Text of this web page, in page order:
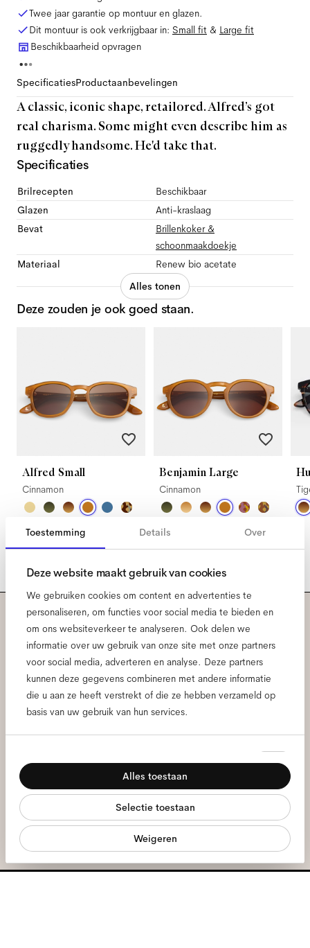
Toestemming Details Over
Deze website maakt gebruik van cookies
We gebruiken cookies om content en advertenties te
personaliseren, om functies voor social media te bieden en
om ons websiteverkeer te analyseren. Ook delen we
informatie over uw gebruik van onze site met onze partners
voor social media, adverteren en analyse. Deze partners
kunnen deze gegevens combineren met andere informatie
die u aan ze heeft verstrekt of die ze hebben verzameld op
basis van uw gebruik van hun services.
Noodzakelijk
Voorkeuren
Statistieken
Marketing
Alles toestaan
Selectie toestaan
Weigeren
Twee jaar garantie op montuur en glazen.
Dit montuur is ook verkrijgbaar in: Small fit & Large fit
Beschikbaarheid opvragen
SpecificatiesProductaanbevelingen
A classic, iconic shape, retailored. Alfred’s got
real charisma. Some might even describe him as
ruggedly handsome. He'd take that.
Specificaties
Brilrecepten
Beschikbaar
Glazen
Anti-kraslaag
Bevat
Brillenkoker &
schoonmaakdoekje
Materiaal
Renew bio acetate
Alles tonen
Deze zouden je ook goed staan.
Alfred Small
Cinnamon
Benjamin Large
Cinnamon
Meld je aan voor onze
nieuwsbrief voor de laatste
Ace & Tate updates.
E-
Ik geef toestemming voor de verwerking van mijn persoonlijke
gegevens en heb hetprivacybeleidgelezen *
meld je aan